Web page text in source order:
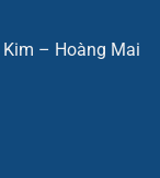
– Hoàng Mai